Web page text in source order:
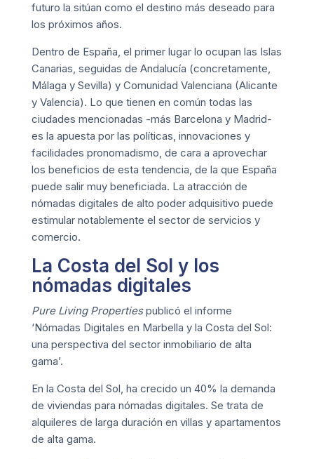
futuro la sitúan como el destino más deseado para
los próximos años.
Dentro de España, el primer lugar lo ocupan las Islas
Canarias, seguidas de Andalucía (concretamente,
Málaga y Sevilla) y Comunidad Valenciana (Alicante
y Valencia). Lo que tienen en común todas las
ciudades mencionadas -más Barcelona y Madrid-
es la apuesta por las políticas, innovaciones y
facilidades pronomadismo, de cara a aprovechar
los beneficios de esta tendencia, de la que España
puede salir muy beneficiada. La atracción de
nómadas digitales de alto poder adquisitivo puede
estimular notablemente el sector de servicios y
comercio.
La Costa del Sol y los
nómadas digitales
Pure Living Propertiespublicó el informe
‘Nómadas Digitales en Marbella y la Costa del Sol:
una perspectiva del sector inmobiliario de alta
gama’.
En la Costa del Sol, ha crecido un 40% la demanda
de viviendas para nómadas digitales. Se trata de
alquileres de larga duración en villas y apartamentos
de alta gama.